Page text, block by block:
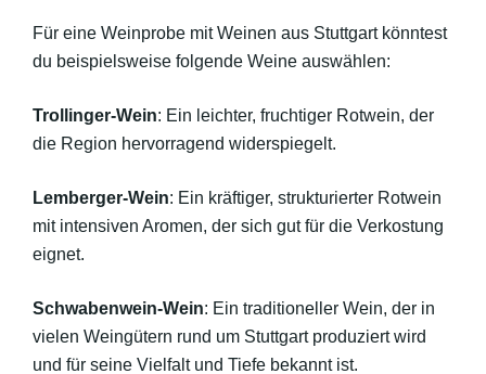
Für eine Weinprobe mit Weinen aus Stuttgart könntest
du beispielsweise folgende Weine auswählen:
Trollinger-Wein: Ein leichter, fruchtiger Rotwein, der
die Region hervorragend widerspiegelt.
Lemberger-Wein: Ein kräftiger, strukturierter Rotwein
mit intensiven Aromen, der sich gut für die Verkostung
eignet.
Schwabenwein-Wein: Ein traditioneller Wein, der in
vielen Weingütern rund um Stuttgart produziert wird
und für seine Vielfalt und Tiefe bekannt ist.